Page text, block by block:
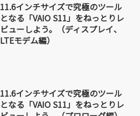
11.6インチサイズで究極のツール
となる「VAIO S11」をねっとりレ
ビューしよう。（ディスプレイ、
LTEモデム編）
11.6インチサイズで究極のツール
となる「VAIO S11」をねっとりレ